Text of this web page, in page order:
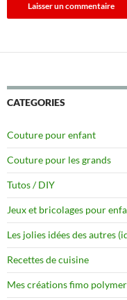
CATEGORIES
Couture pour enfant
Couture pour les grands
Tutos / DIY
Jeux et bricolages pour
Les jolies idées des autres
Recettes de cuisine
Mes créations fimo polymer